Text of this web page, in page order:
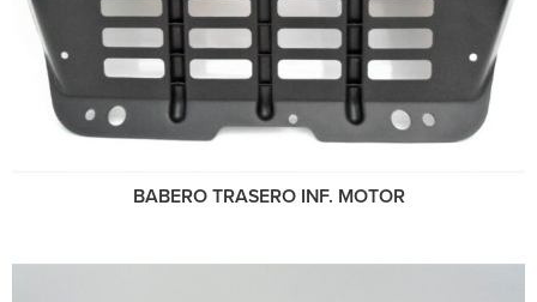
BABERO TRASERO INF. MOTOR